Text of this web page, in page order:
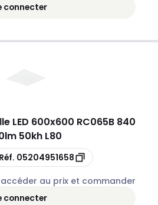
connecter
LED 600x600 RC065B 840
50kh L80
Réf. 05204951658
au prix et commander
connecter